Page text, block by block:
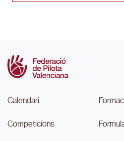
Calendari
Competicions